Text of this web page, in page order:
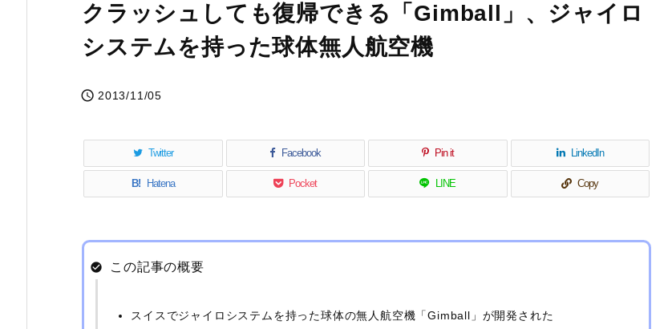
クラッシュしても復帰できる「Gimball」、ジャイロ
システムを持った球体無人航空機
 2013/11/05
Twitter Facebook Pin it LinkedIn
B! Hatena Pocket LINE Copy
この記事の概要
スイスでジャイロシステムを持った球体の無人航空機「Gimball」が開発された